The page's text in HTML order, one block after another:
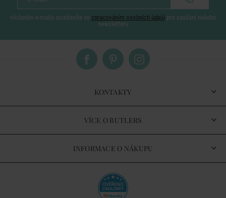
vložením e-mailu souhlasíte se zpracováním osobních údajů pro zasílání našeho
newsletteru
KONTAKTY
VÍCE O BUTLERS
INFORMACE O NÁKUPU